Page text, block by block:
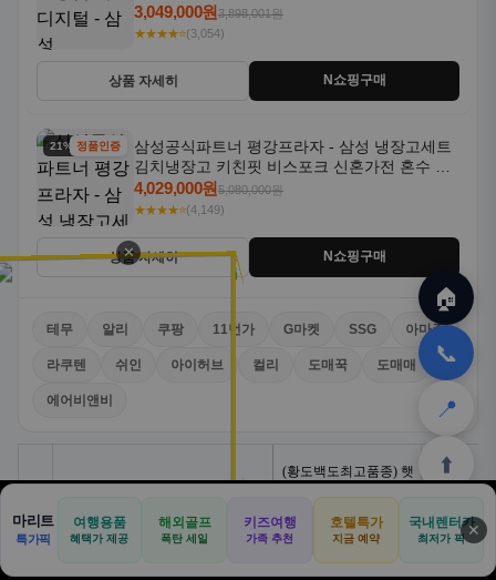
24kg+20kg 세제자동투입 1등급
3,049,000원3,898,001원
★★★★⭐(3,054)
상품 자세히 N쇼핑구매
21% 할인정품인증
삼성공식파트너 평강프라자 - 삼성 냉장고세트
김치냉장고 키친핏 비스포크 신혼가전 혼수 입
주가전 빌트인 화이트
4,029,000원5,080,000원
★★★★⭐(4,149)
상품 자세히 N쇼핑구매
테무 알리 쿠팡 11번가 G마켓 SSG 아마존
라쿠텐 쉬인 아이허브 컬리 도매꾹 도매매
에어비앤비
🏠
✈️
공항
⛳
📋
🛒
쿠팡
🎁
테무
🏠
📞
📍
⬆️
🏠 📝
견적
🚐
기사등록
🛒
아마존
✕
마리트
특가픽
여행용품
혜택가 제공
해외골프
폭탄 세일
키즈여행
가족 추천
호텔특가
지금 예약
국내렌터카
최저가 픽 ✕